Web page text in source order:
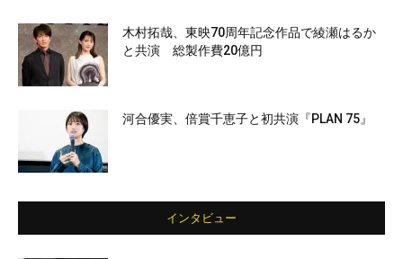
木村拓哉、東映70周年記念作品で綾瀬はるか
と共演 総製作費20億円
河合優実、倍賞千恵子と初共演『PLAN 75』
インタビュー